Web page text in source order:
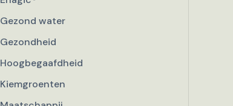
Gezond water
Gezondheid
Hoogbegaafdheid
Kiemgroenten